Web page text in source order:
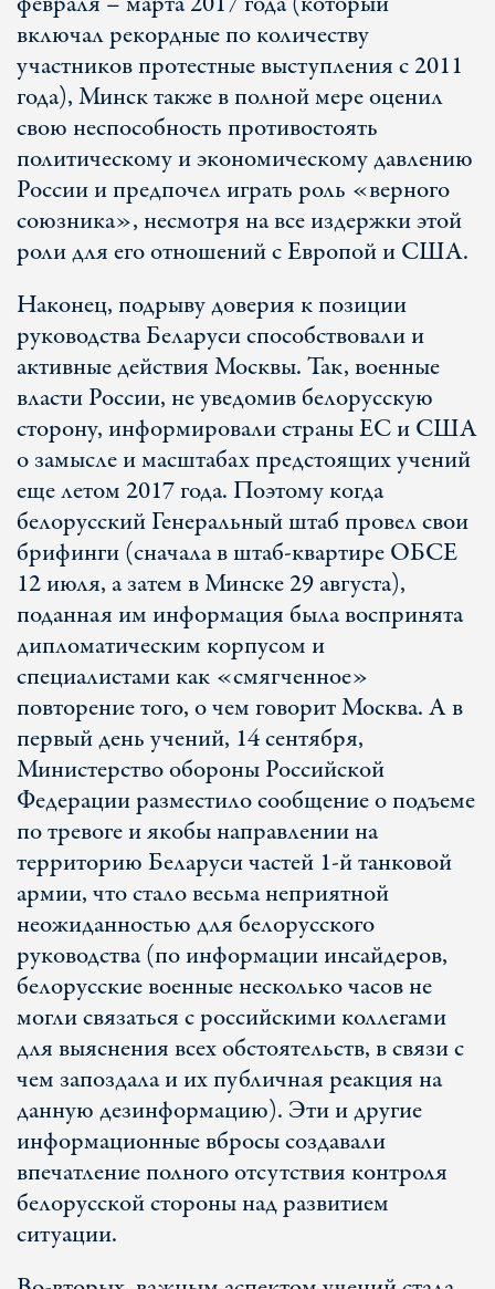
включал рекордные по количеству
участников протестные выступления с 2011
года), Минск также в полной мере оценил
свою неспособность противостоять
политическому и экономическому давлению
России и предпочел играть роль «верного
союзника», несмотря на все издержки этой
роли для его отношений с Европой и США.
Наконец, подрыву доверия к позиции
руководства Беларуси способствовали и
активные действия Москвы. Так, военные
власти России, не уведомив белорусскую
сторону, информировали страны ЕС и США
о замысле и масштабах предстоящих учений
еще летом 2017 года. Поэтому когда
белорусский Генеральный штаб провел свои
брифинги (сначала в штаб-квартире ОБСЕ
12 июля, а затем в Минске 29 августа),
поданная им информация была воспринята
дипломатическим корпусом и
специалистами как «смягченное»
повторение того, о чем говорит Москва. А в
первый день учений, 14 сентября,
Министерство обороны Российской
Федерации разместило сообщение о подъеме
по тревоге и якобы направлении на
территорию Беларуси частей 1-й танковой
армии, что стало весьма неприятной
неожиданностью для белорусского
руководства (по информации инсайдеров,
белорусские военные несколько часов не
могли связаться с российскими коллегами
для выяснения всех обстоятельств, в связи с
чем запоздала и их публичная реакция на
данную дезинформацию). Эти и другие
информационные вбросы создавали
впечатление полного отсутствия контроля
белорусской стороны над развитием
ситуации.